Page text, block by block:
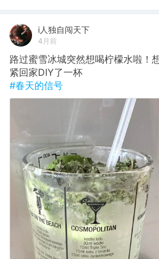
i人独自闯天下
4月前
路过蜜雪冰城突然想喝柠檬水啦！
紧回家DIY了一杯
#春天的信号